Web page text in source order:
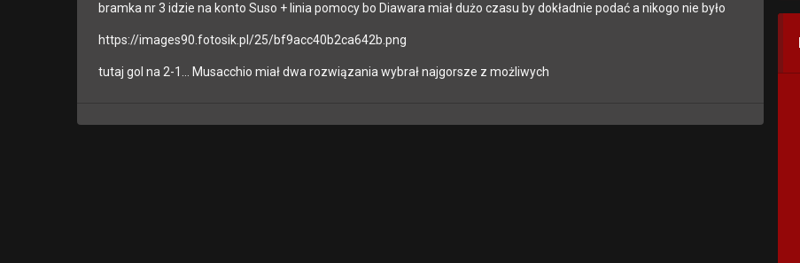
bramka nr 3 idzie na konto Suso + linia pomocy bo Diawara miał dużo czasu by dokładnie podać a nikogo nie było
https://images90.fotosik.pl/25/bf9acc40b2ca642b.png
tutaj gol na 2-1... Musacchio miał dwa rozwiązania wybrał najgorsze z możliwych